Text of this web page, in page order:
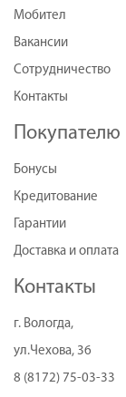
Мобител
Вакансии
Сотрудничество
Контакты
Покупателю
Бонусы
Кредитование
Гарантии
Доставка и оплата
Контакты
г. Вологда,
ул.Чехова, 36
8 (8172) 75-03-33